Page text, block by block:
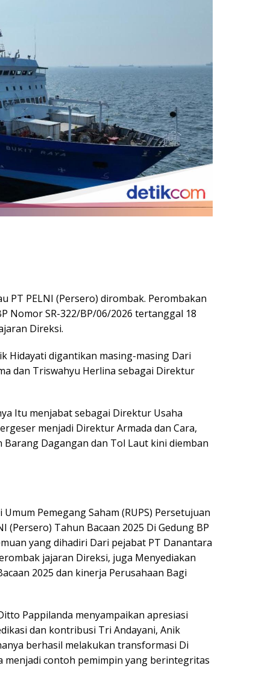
PT PELNI (Persero) dirombak. Perombakan
Nomor SR-322/BP/06/2026 tertanggal 18
Direksi.
Hidayati digantikan masing-masing Dari
dan Triswahyu Herlina sebagai Direktur
Itu menjabat sebagai Direktur Usaha
menjadi Direktur Armada dan Cara,
Dagangan dan Tol Laut kini diemban
Pemegang Saham (RUPS) Persetujuan
(Persero) Tahun Bacaan 2025 Di Gedung BP
yang dihadiri Dari pejabat PT Danantara
jajaran Direksi, juga Menyediakan
2025 dan kinerja Perusahaan Bagi
Pappilanda menyampaikan apresiasi
dan kontribusi Tri Andayani, Anik
berhasil melakukan transformasi Di
menjadi contoh pemimpin yang berintegritas